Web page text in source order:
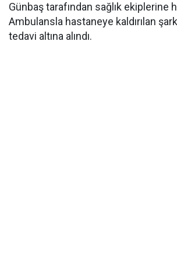
Günbaş tarafından sağlık ekiplerine
Ambulansla hastaneye kaldırılan
tedavi altına alındı.